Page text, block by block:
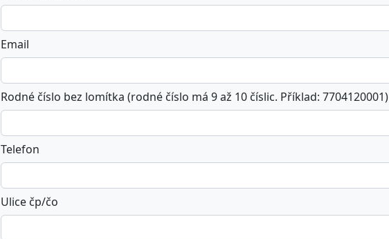
Email
Rodné číslo bez lomítka (rodné číslo má 9 až 10 číslic. Příklad: 7704120001)
Telefon
Ulice čp/čo